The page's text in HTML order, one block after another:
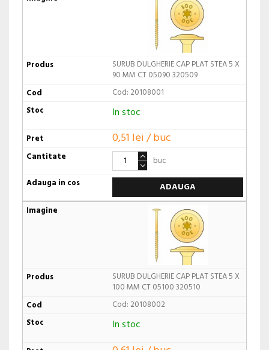
SURUB DULGHERIE CAP PLAT STEA 5 X
90 MM CT 05090 320509
Cod: 20108001
In stoc
0,51 lei / buc
buc
ADAUGA
SURUB DULGHERIE CAP PLAT STEA 5 X
100 MM CT 05100 320510
Cod: 20108002
In stoc